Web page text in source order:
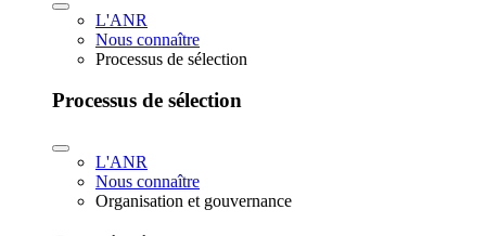
L'ANR
Nous connaître
Processus de sélection
Processus de sélection
L'ANR
Nous connaître
Organisation et gouvernance